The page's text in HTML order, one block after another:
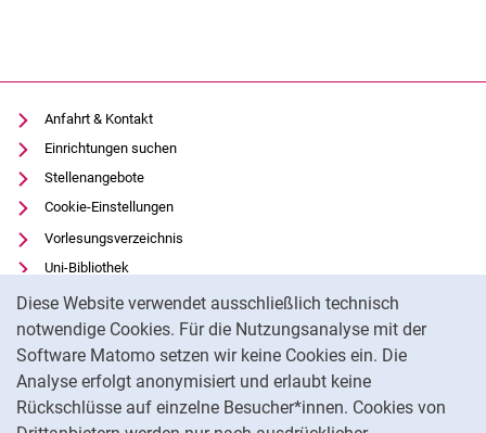
Diese Website verwendet ausschließlich technisch
notwendige Cookies. Für die Nutzungsanalyse mit der
Software Matomo setzen wir keine Cookies ein. Die
Analyse erfolgt anonymisiert und erlaubt keine
Rückschlüsse auf einzelne Besucher*innen. Cookies von
Anfahrt & Kontakt
Einrichtungen suchen
Stellenangebote
Cookie-Einstellungen
Vorlesungsverzeichnis
Uni-Bibliothek
Moodle
Panopto
Datenschutz
Barrierefreiheit
Transparenter KI-Einsatz